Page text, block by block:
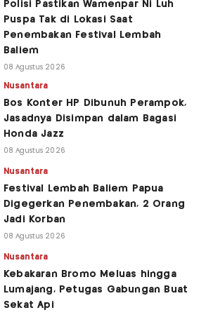
Polisi Pastikan Wamenpar Ni Luh
Puspa Tak di Lokasi Saat
Penembakan Festival Lembah
Baliem
08 Agustus 2026
Nusantara
Bos Konter HP Dibunuh Perampok,
Jasadnya Disimpan dalam Bagasi
Honda Jazz
08 Agustus 2026
Nusantara
Festival Lembah Baliem Papua
Digegerkan Penembakan, 2 Orang
Jadi Korban
08 Agustus 2026
Nusantara
Kebakaran Bromo Meluas hingga
Lumajang, Petugas Gabungan Buat
Sekat Api